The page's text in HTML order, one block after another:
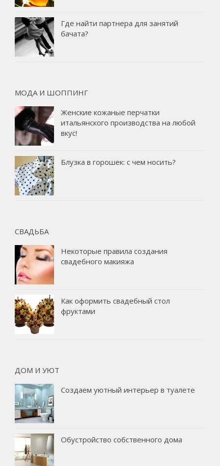
Где найти партнера для занятий
бачата?
МОДА И ШОППИНГ
Женские кожаные перчатки
итальянского производства на любой
вкус!
Блузка в горошек: с чем носить?
СВАДЬБА
Некоторые правила создания
свадебного макияжа
Как оформить свадебный стол
фруктами
ДОМ И УЮТ
Создаем уютный интерьер в туалете
Обустройство собственного дома